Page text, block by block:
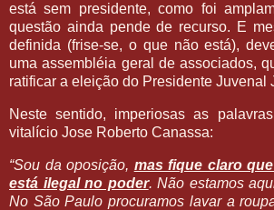
está sem presidente, como foi
questão ainda pende de recurso. E
definida (frise-se, o que não está),
uma assembléia geral de associados,
ratificar a eleição do Presidente Juvenal
Neste sentido, imperiosas as
vitalício Jose Roberto Canassa:
“Sou da oposição, mas fique claro
está ilegal no poder. Não estamos
No São Paulo procuramos lavar a